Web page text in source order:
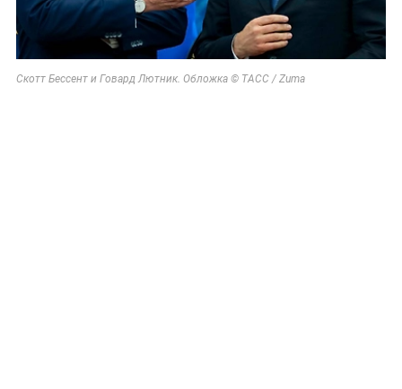
Скотт Бессент и Говард Лютник. Обложка © ТАСС / Zuma